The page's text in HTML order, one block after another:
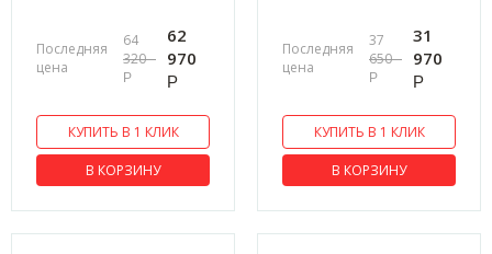
Последняя
цена
64
320
Р
62
970
Р
КУПИТЬ В 1 КЛИК
В КОРЗИНУ
Последняя
цена
37
650
Р
31
970
Р
КУПИТЬ В 1 КЛИК
В КОРЗИНУ